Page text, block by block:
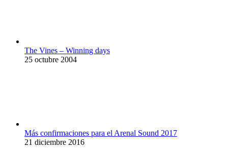
The Vines – Winning days
25 octubre 2004
Más confirmaciones para el Arenal Sound 2017
21 diciembre 2016